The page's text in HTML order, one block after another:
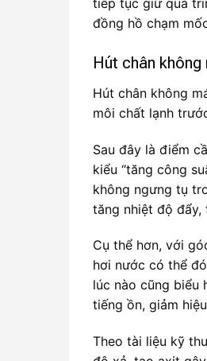
đồng hồ chạm
Hút chân
Hút chân không
môi chất lạnh
Sau đây là điểm
kiểu “tăng công
không ngưng tụ
tăng nhiệt độ đẩy,
Cụ thể hơn, với
hơi nước có thể
lúc nào cũng biểu
tiếng ồn, giảm
Theo tài liệu kỹ